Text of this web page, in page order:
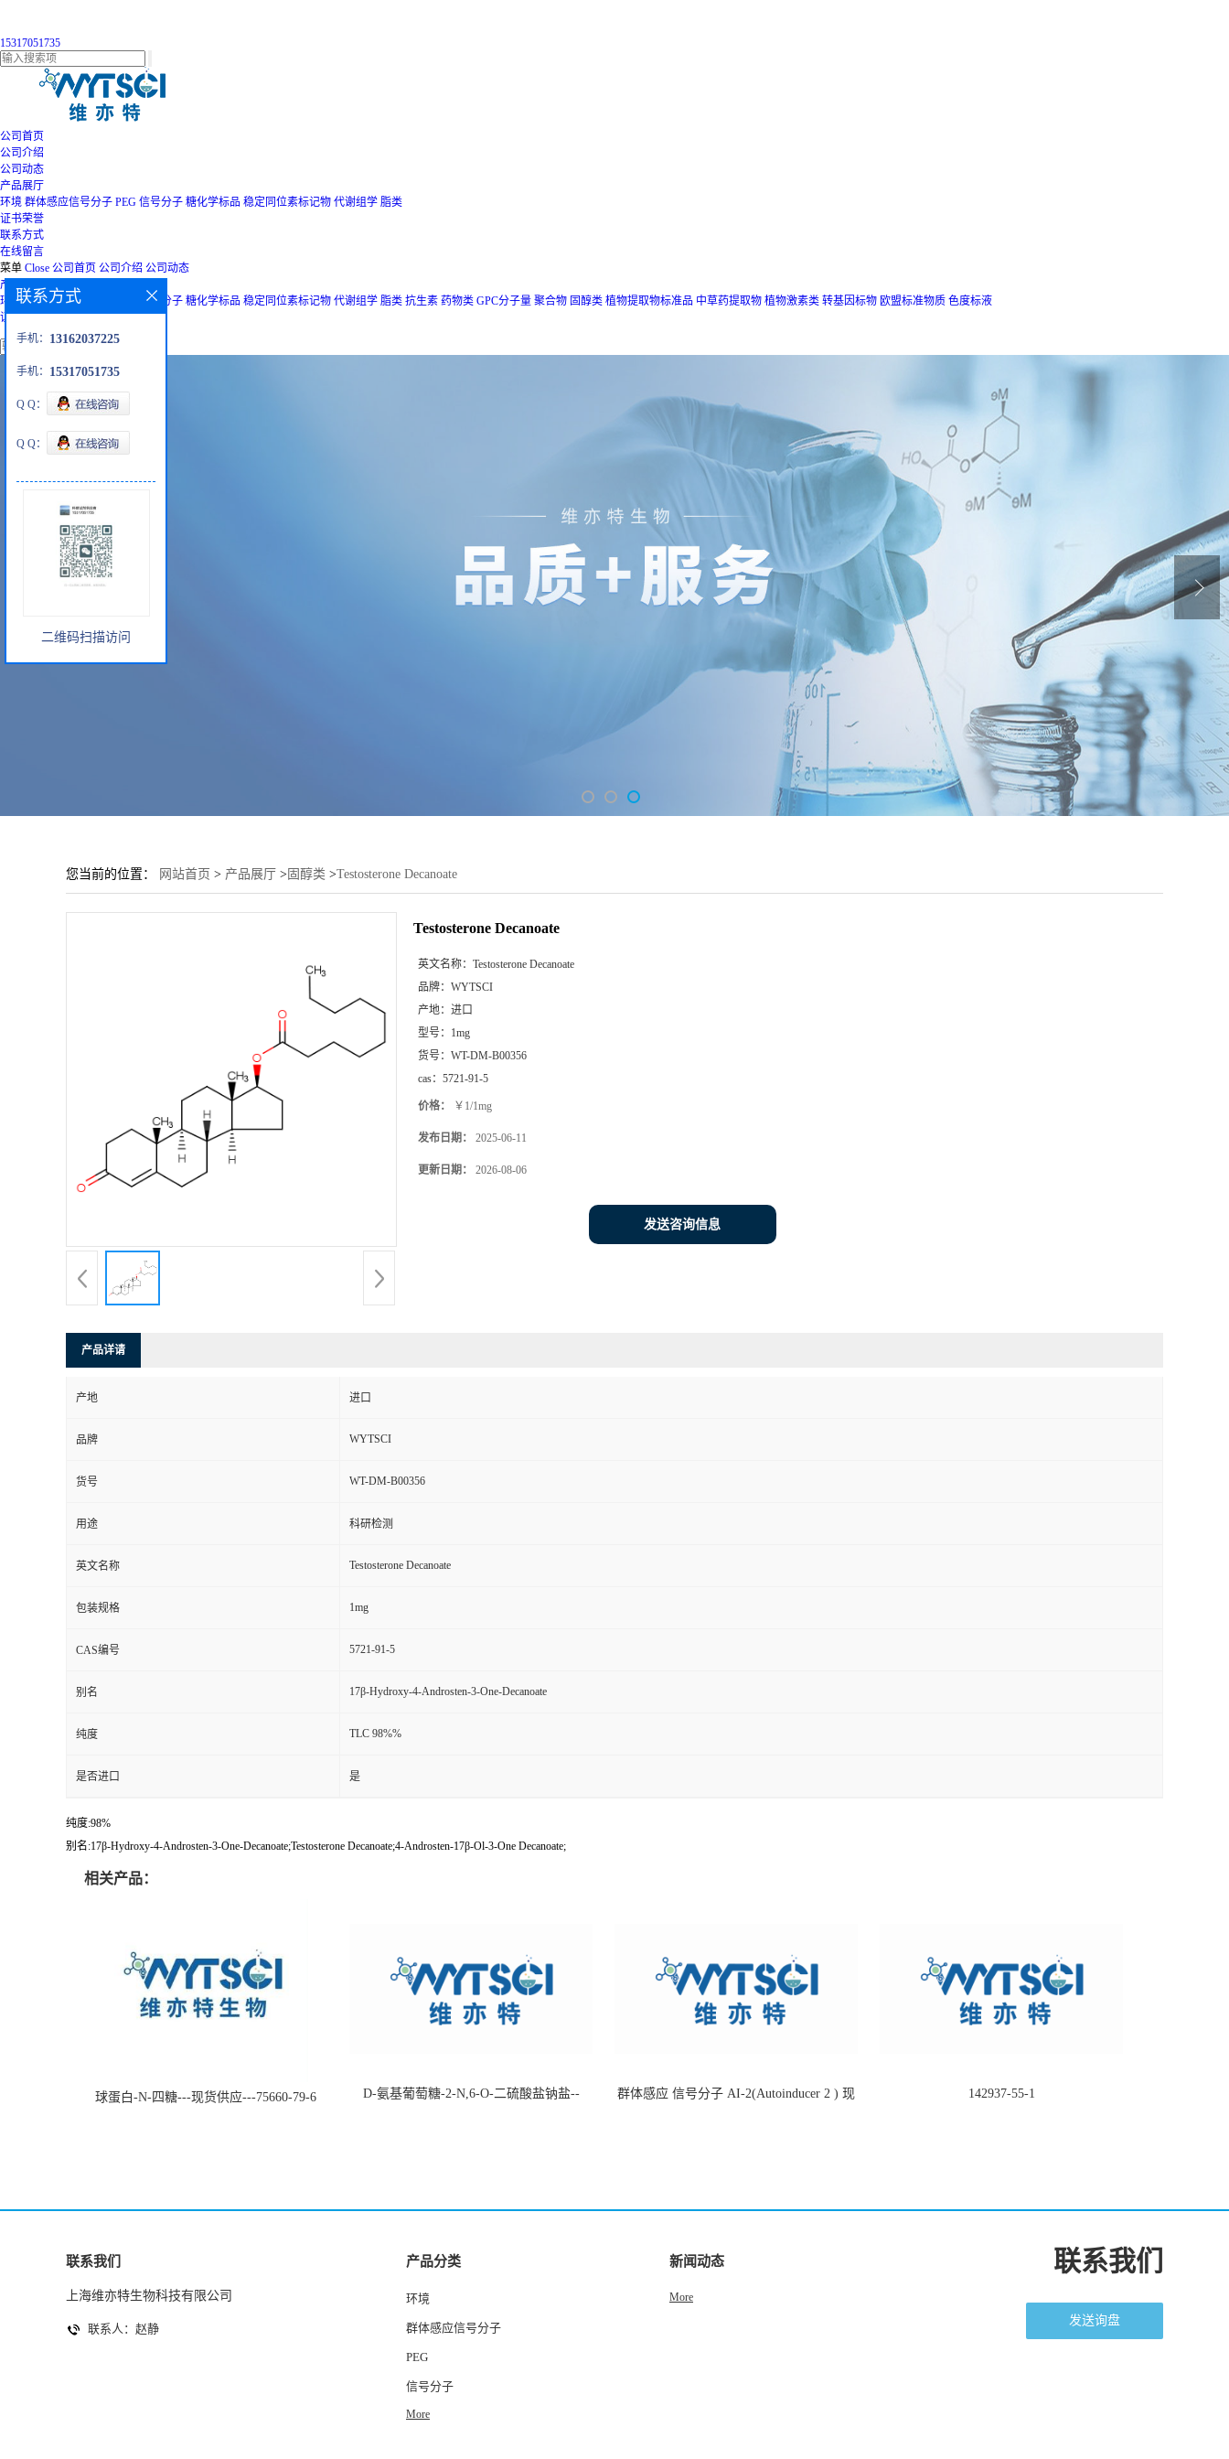
15317051735
公司首页
公司介绍
公司动态
产品展厅
环境 群体感应信号分子 PEG 信号分子 糖化学标品 稳定同位素标记物 代谢组学 脂类
证书荣誉
联系方式
在线留言
菜单 Close 公司首页 公司介绍 公司动态
产品展厅
环境 群体感应信号分子 信号分子 糖化学标品 稳定同位素标记物 代谢组学 脂类 抗生素 药物类 GPC分子量 聚合物 固醇类 植物提取物标准品 中草药提取物 植物激素类 转基因标物 欧盟标准物质 色度标液
证书荣誉 联系方式 在线留言
您当前的位置： 网站首页 > 产品展厅 > 固醇类 >Testosterone Decanoate
Testosterone Decanoate
英文名称： Testosterone Decanoate
品牌： WYTSCI
产地： 进口
型号： 1mg
货号： WT-DM-B00356
cas： 5721-91-5
价格： ￥1/1mg
发布日期： 2025-06-11
更新日期： 2026-08-06
发送咨询信息
产品详请
产地 进口
品牌 WYTSCI
货号 WT-DM-B00356
用途 科研检测
英文名称 Testosterone Decanoate
包装规格 1mg
CAS编号 5721-91-5
别名 17β-Hydroxy-4-Androsten-3-One-Decanoate
纯度 TLC 98%%
是否进口 是
纯度:98%
别名:17β-Hydroxy-4-Androsten-3-One-Decanoate;Testosterone Decanoate;4-Androsten-17β-Ol-3-One Decanoate;
相关产品：
球蛋白-N-四糖---现货供应---75660-79-6
D-氨基葡萄糖-2-N,6-O-二硫酸盐钠盐--
群体感应 信号分子 AI-2(Autoinducer 2 ) 现
142937-55-1
联系方式
手机： 13162037225
手机： 15317051735
Q Q：
Q Q：
二维码扫描访问
联系我们
上海维亦特生物科技有限公司
联系人：赵静
产品分类
环境
群体感应信号分子
PEG
信号分子
More
新闻动态
More
联系我们
发送询盘